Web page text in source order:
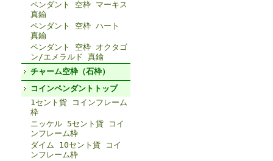
ペンダント 空枠 マーキス
真鍮
ペンダント 空枠 ハート
真鍮
ペンダント 空枠 オクタゴ
ン/エメラルド 真鍮
チャーム空枠（石枠）
コインペンダントトップ
1セント貨 コインフレーム
枠
ニッケル 5セント貨 コイ
ンフレーム枠
ダイム 10セント貨 コイ
ンフレーム枠